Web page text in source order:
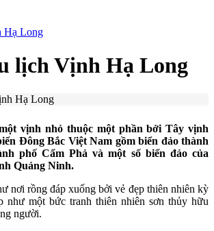
Hạ Long
lịch Vịnh Hạ Long
vịnh nhỏ thuộc một phần bởi Tây vịnh
Đông Bắc Việt Nam gồm biển đảo thành
phố Cẩm Phả và một số biển đảo của
Quảng Ninh.
nơi rồng đáp xuống bởi vẻ đẹp thiên nhiên kỳ
như một bức tranh thiên nhiên sơn thủy hữu
người.